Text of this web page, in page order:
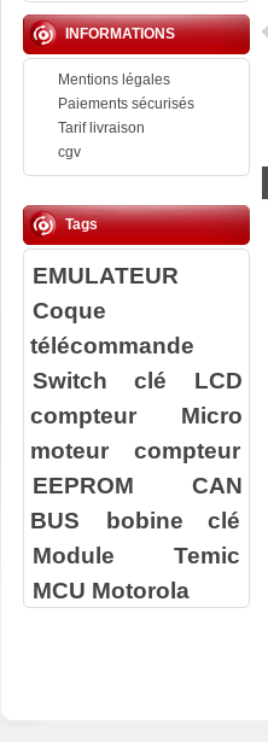
INFORMATIONS
Mentions légales
Paiements sécurisés
Tarif livraison
cgv
Tags
EMULATEUR
Coque
télécommande
Switch clé
LCD
compteur
Micro
moteur compteur
EEPROM
CAN
BUS
bobine clé
Module Temic
MCU Motorola